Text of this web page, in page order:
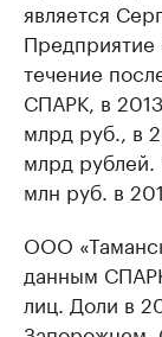
является
Предприятие
течение
СПАРК, в
млрд руб., в
млрд рублей.
млн руб. в
ООО
данным
лиц. Доли в